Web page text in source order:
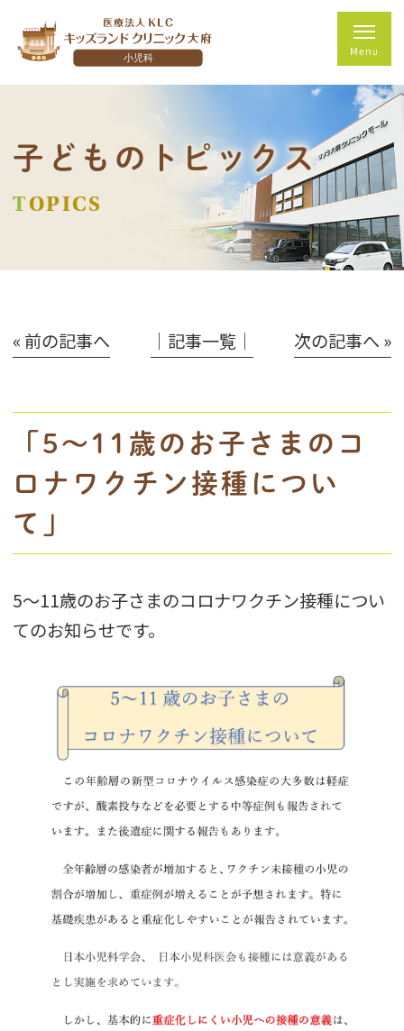
子どものトピックス
TOPICS
« 前の記事へ │記事一覧│ 次の記事へ »
「5～11歳のお子さまのコ
ロナワクチン接種につい
て」
5～11歳のお子さまのコロナワクチン接種につい
てのお知らせです。